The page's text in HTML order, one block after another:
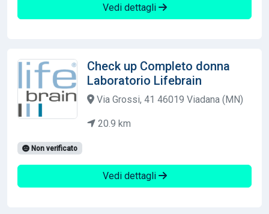
Vedi dettagli
Check up Completo donna
Laboratorio Lifebrain
Via Grossi, 41 46019 Viadana (MN)
20.9 km
Non verificato
Vedi dettagli